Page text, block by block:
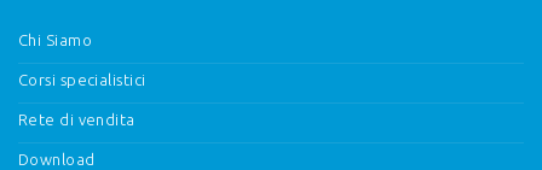
Chi Siamo
Corsi specialistici
Rete di vendita
Download